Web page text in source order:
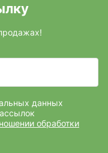
данных
обработки